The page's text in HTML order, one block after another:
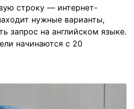
строку — интернет-
нужные варианты,
запрос на английском языке.
начинаются с 20